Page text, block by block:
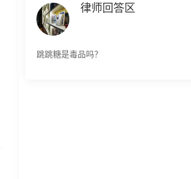
跳跳糖是毒品吗？